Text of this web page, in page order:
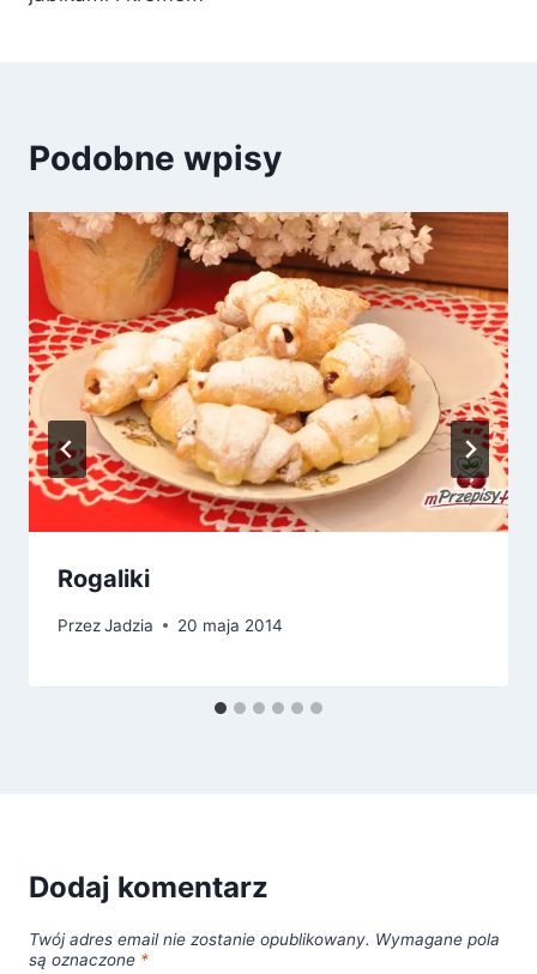
Podobne wpisy
Rogaliki
PrzezJadzia 20 maja 2014
Dodaj komentarz
Twój adres email nie zostanie opublikowany. Wymagane pola
są oznaczone *